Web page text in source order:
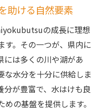
入れるメリット
取り入れる方法
県の四季
す癒し効果
与える自然の美しさ
自然との繋がりを深
助ける自然要素
の成長に理想
す。その一つが、県内に
には多くの川や湖があ
な水分を十分に供給しま
分が豊富で、水はけも良
の基盤を提供します。